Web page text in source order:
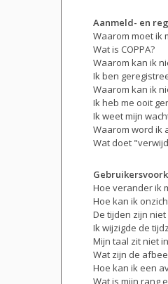
Aanmeld- en
Waarom moet ik
Wat is COPPA?
Waarom kan ik
Ik ben
Waarom kan ik
Ik heb me ooit
Ik weet mijn
Waarom word ik
Wat doet
Hoe verander ik
Hoe kan ik
De tijden zijn niet
Ik wijzigde de
Mijn taal zit niet
Wat zijn de
Hoe kan ik een
Wat is mijn rang